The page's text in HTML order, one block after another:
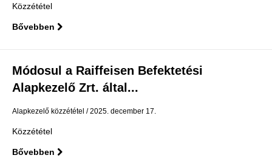
Közzététel
Bővebben
Módosul a Raiffeisen Befektetési
Alapkezelő Zrt. által...
Alapkezelő közzététel 2025. december 17.
Közzététel
Bővebben